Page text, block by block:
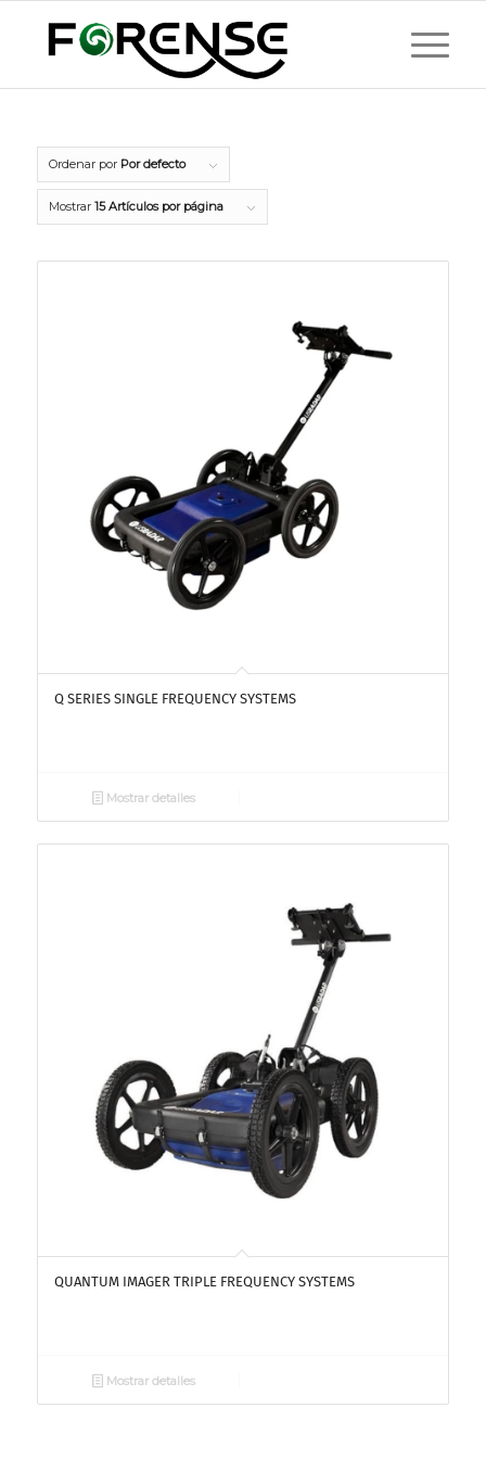
Ordenar por Por defecto
Mostrar 15 Artículos por página
Q SERIES SINGLE FREQUENCY SYSTEMS
Mostrar detalles
QUANTUM IMAGER TRIPLE FREQUENCY SYSTEMS
Mostrar detalles